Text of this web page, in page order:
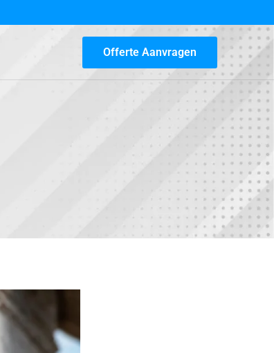
Offerte Aanvragen